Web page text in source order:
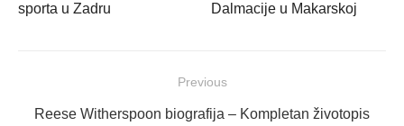
sporta u Zadru
Dalmacije u Makarskoj
objava
Previous
Previous
Reese Witherspoon biografija – Kompletan životopis